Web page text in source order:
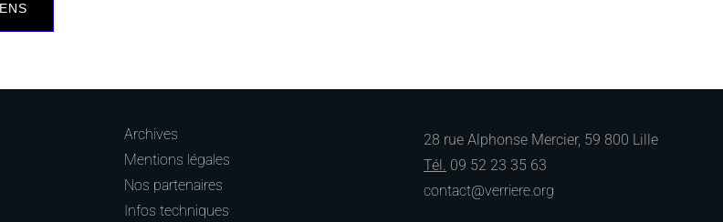
Archives
Mentions légales
Nos partenaires
Infos techniques
28 rue Alphonse Mercier, 59 800 Lille
Tél. 09 52 23 35 63
contact@verriere.org